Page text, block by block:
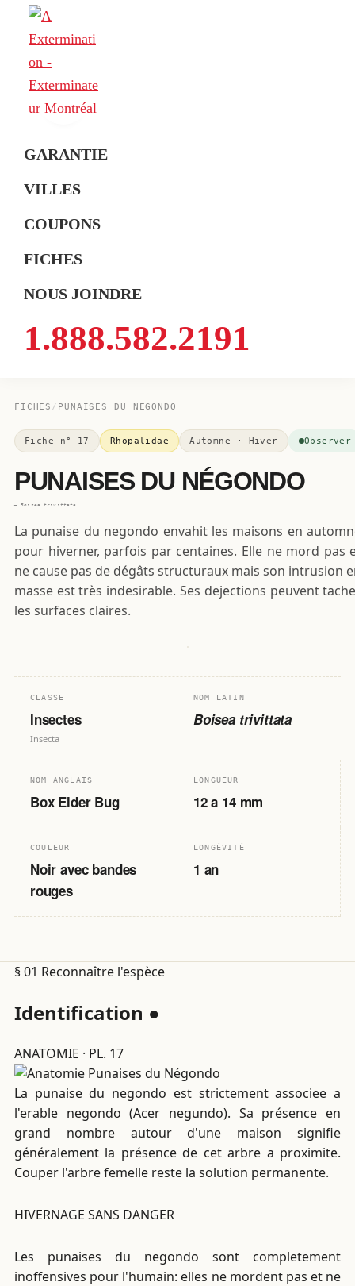
primary
navigation
content
footer
Montréal,
et
Nord
GARANTIE
VILLES
COUPONS
FICHES
NOUS JOINDRE
1.888.582.2191
FICHES / PUNAISES DU NÉGONDO
Fiche n° 17 Rhopalidae Automne · Hiver Observer
PUNAISES DU NÉGONDO
— Boisea trivittata
La punaise du negondo envahit les maisons en
pour hiverner, parfois par centaines. Elle ne mord pas
ne cause pas de dégâts structuraux mais son intrusion
masse est très indesirable. Ses dejections peuvent
les surfaces claires.
a
CLASSE
Insectes
Insecta
NOM LATIN
Boisea trivittata
NOM ANGLAIS
Box Elder Bug
LONGUEUR
12 a 14 mm
COULEUR
Noir avec bandes
rouges
LONGÉVITÉ
1 an
§ 01 Reconnaître l'espèce
Identification ●
ANATOMIE · PL. 17
La punaise du negondo est strictement associee a
l'erable negondo (Acer negundo). Sa présence en
grand nombre autour d'une maison signifie
généralement la présence de cet arbre a proximite.
Couper l'arbre femelle reste la solution permanente.
HIVERNAGE SANS DANGER
Les punaises du negondo sont completement
inoffensives pour l'humain: elles ne mordent pas et ne